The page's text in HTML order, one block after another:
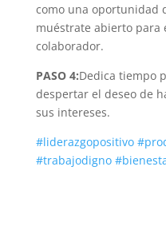
como una oportunidad
muéstrate abierto para
colaborador.
PASO 4:Dedica tiempo
despertar el deseo de
sus intereses.
#liderazgopositivo #
#trabajodigno #